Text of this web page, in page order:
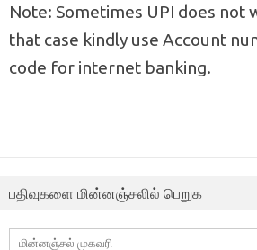
Note: Sometimes UPI does not
that case kindly use Account
code for internet banking.
பதிவுகளை மின்னஞ்சலில் பெறுக
மின்னஞ்சல்